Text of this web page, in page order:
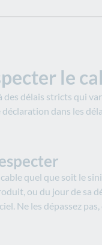
le
délais stricts qui
dans les
quel que soit le
ou du jour de sa
Ne les dépassez